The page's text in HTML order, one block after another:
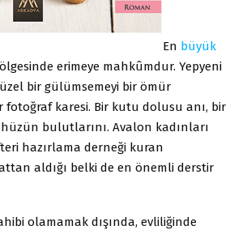
En büyük
erimeye mahkûmdur. Yepyeni
bir gülümsemeyi bir ömür
fotoğraf karesi. Bir kutu dolusu anı, bir
bulutlarını. Avalon kadınları
hazırlama derneği kuran
aldığı belki de en önemli derstir
olamamak dışında, evliliğinde